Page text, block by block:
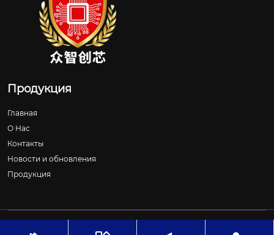
Продукция
Главная
О Нас
Контакты
Новости и обновления
Продукция